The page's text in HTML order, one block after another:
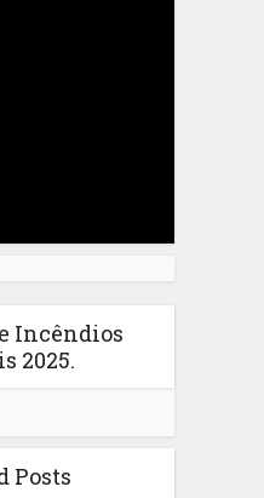
Incêndios
2025.
Posts